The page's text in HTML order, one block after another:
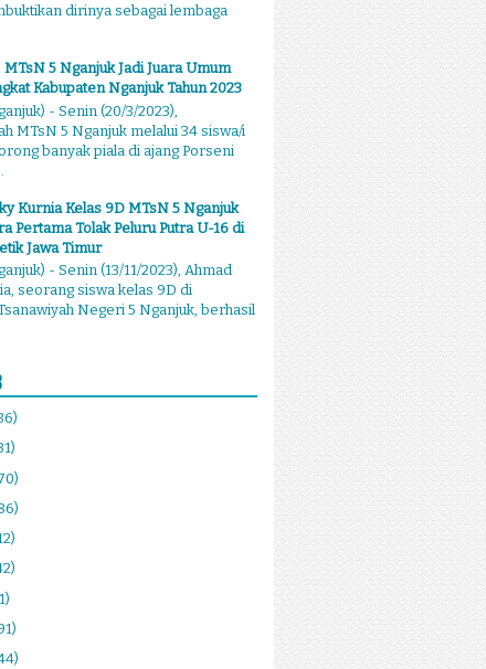
dirinya sebagai lembaga
5 Nganjuk Jadi Juara Umum
Kabupaten Nganjuk Tahun 2023
- Senin (20/3/2023),
MTsN 5 Nganjuk melalui 34 siswa/i
banyak piala di ajang Porseni
Kurnia Kelas 9D MTsN 5 Nganjuk
Pertama Tolak Peluru Putra U-16 di
Jawa Timur
- Senin (13/11/2023), Ahmad
seorang siswa kelas 9D di
Negeri 5 Nganjuk, berhasil